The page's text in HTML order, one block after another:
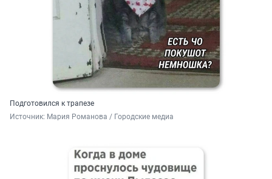
Подготовился к трапезе
Источник: Мария Романова / Городские медиа